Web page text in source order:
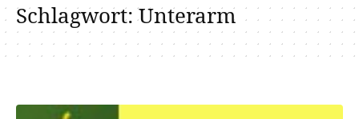
Schlagwort:Unterarm